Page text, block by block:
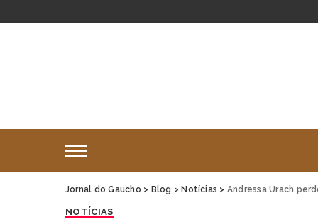
Jornal do Gaucho > Blog > Notícias > Andressa Urach
NOTÍCIAS